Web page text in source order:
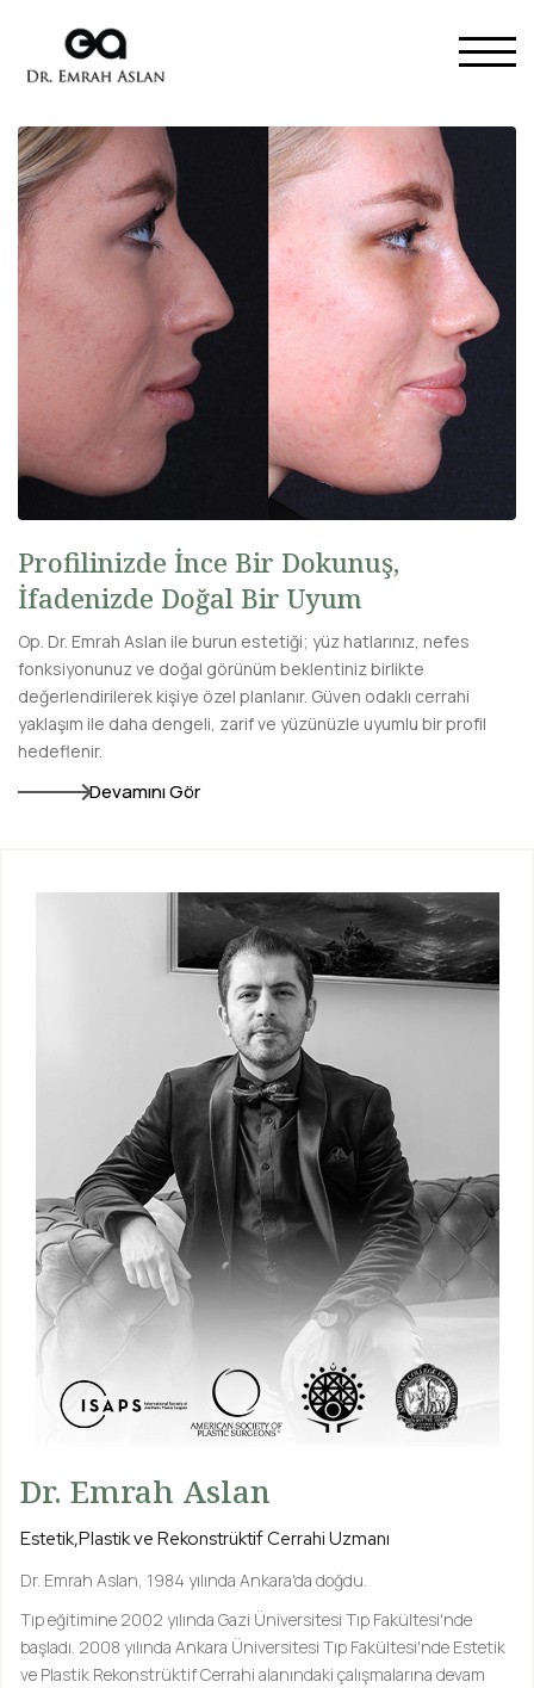
Profilinizde İnce Bir Dokunuş,
İfadenizde Doğal Bir Uyum
Op. Dr. Emrah Aslan ile burun estetiği; yüz hatlarınız, nefes
fonksiyonunuz ve doğal görünüm beklentiniz birlikte
değerlendirilerek kişiye özel planlanır. Güven odaklı cerrahi
yaklaşım ile daha dengeli, zarif ve yüzünüzle uyumlu bir profil
hedeflenir.
Devamını Gör
Dr. Emrah Aslan
Estetik,Plastik ve Rekonstrüktif Cerrahi Uzmanı
Dr. Emrah Aslan, 1984 yılında Ankara'da doğdu.
Tıp eğitimine 2002 yılında Gazi Üniversitesi Tıp Fakültesi'nde
başladı. 2008 yılında Ankara Üniversitesi Tıp Fakültesi'nde Estetik
ve Plastik Rekonstrüktif Cerrahi alanındaki çalışmalarına devam